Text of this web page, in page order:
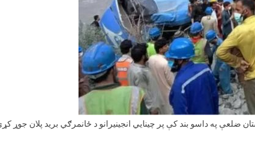
په داسو بند کې پر چينايي انجينیرانو د ځانمرګي بريد پلان جوړ